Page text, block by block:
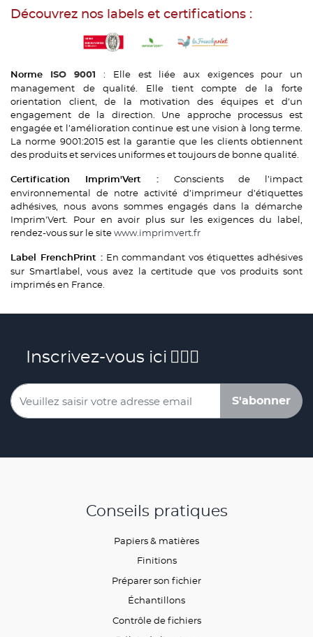
Découvrez nos labels et certifications :
Norme ISO 9001
: Elle est liée aux exigences pour un
management de qualité. Elle tient compte de la forte
orientation client, de la motivation des équipes et d’un
engagement de la direction. Une approche processus est
engagée et l’amélioration continue est une vision à long terme.
La norme 9001:2015 est la garantie que les clients obtiennent
des produits et services uniformes et toujours de bonne qualité.
Certification Imprim'Vert :
Conscients de l’impact
environnemental de notre activité d’imprimeur d’étiquettes
adhésives, nous avons sommes engagés dans la démarche
Imprim'Vert. Pour en avoir plus sur les exigences du label,
rendez-vous sur le sitewww.imprimvert.fr
Label FrenchPrint :En commandant vos étiquettes adhésives
sur Smartlabel, vous avez la certitude que vos produits sont
imprimés en France.
Inscrivez-vous ici
S'abonner
Conseils pratiques
Papiers & matières
Finitions
Préparer son fichier
Échantillons
Contrôle de fichiers